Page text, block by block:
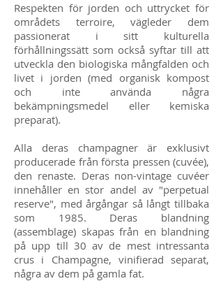
Respekten för jorden och uttrycket för
områdets terroire, vägleder dem
passionerat i sitt kulturella
förhållningssätt som också syftar till att
utveckla den biologiska mångfalden och
livet i jorden (med organisk kompost
och inte använda några
bekämpningsmedel eller kemiska
preparat).
Alla deras champagner är exklusivt
producerade från första pressen (cuvée),
den renaste. Deras non-vintage cuvéer
innehåller en stor andel av "perpetual
reserve", med årgångar så långt tillbaka
som 1985. Deras blandning
(assemblage) skapas från en blandning
på upp till 30 av de mest intressanta
crus i Champagne, vinifierad separat,
några av dem på gamla fat.